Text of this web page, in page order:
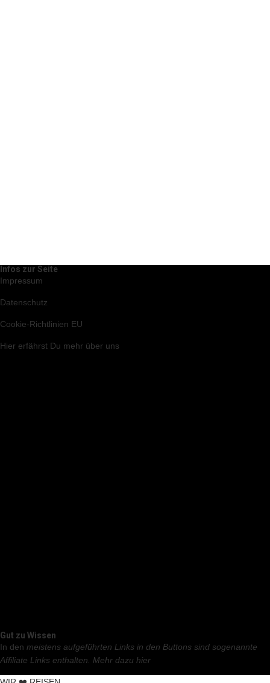
Infos zur Seite
Impressum
Datenschutz
Cookie-Richtlinien EU
Hier erfährst Du mehr über uns
Gut zu Wissen
In den meistens aufgeführten Links in den Buttons sind sogenannte
Affiliate Links enthalten. Mehr dazu hier